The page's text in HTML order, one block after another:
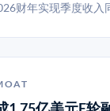
财年实现季度收入